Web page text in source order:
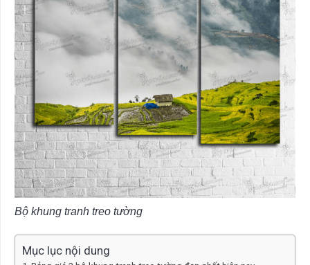
Bộ khung tranh treo tường
Mục lục nội dung